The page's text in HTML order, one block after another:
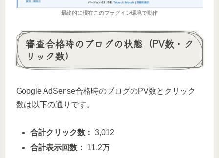
最終的に現在このプラグイン環境で動作
審査合格時のブログの状態（PV数・ク
リック数）
Google AdSense合格時のブログのPV数とクリック
数は以下の通りです。
合計クリック数： 3,012
合計表示回数：
11.2万